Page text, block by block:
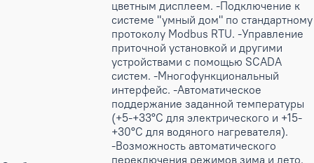
цветным дисплеем. -Подключение к
системе "умный дом" по стандартному
протоколу Modbus RTU. -Управление
приточной установкой и другими
устройствами с помощью SCADA
систем. -Многофункциональный
интерфейс. -Автоматическое
поддержание заданной температуры
(+5-+33°С для электрического и +15-
+30°С для водяного нагревателя).
-Возможность автоматического
переключения режимов зима и лето.